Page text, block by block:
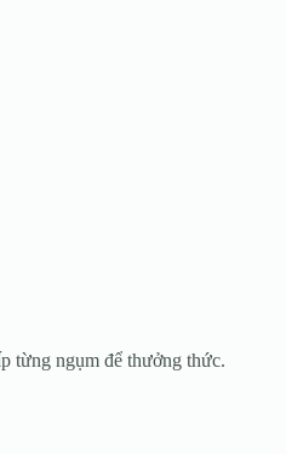
từng ngụm để thưởng thức.